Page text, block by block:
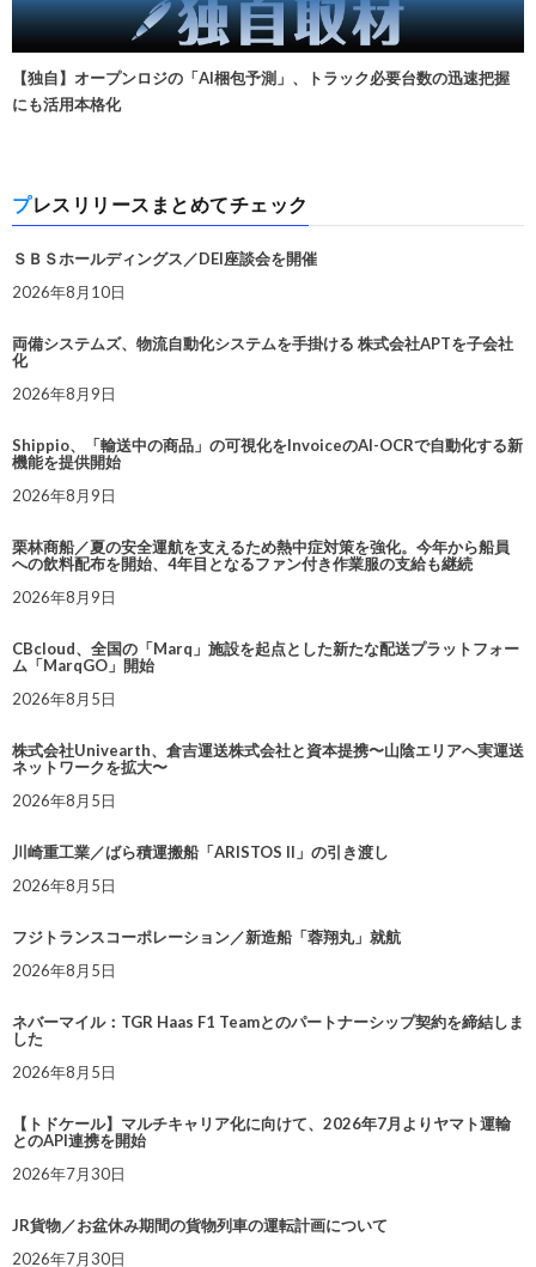
【独自】オープンロジの「AI梱包予測」、トラック必要台数の迅速把握
にも活用本格化
プレスリリースまとめてチェック
ＳＢＳホールディングス／DEI座談会を開催
2026年8月10日
両備システムズ、物流自動化システムを手掛ける 株式会社APTを子会社
化
2026年8月9日
Shippio、「輸送中の商品」の可視化をInvoiceのAI-OCRで自動化する新
機能を提供開始
2026年8月9日
栗林商船／夏の安全運航を支えるため熱中症対策を強化。今年から船員
への飲料配布を開始、4年目となるファン付き作業服の支給も継続
2026年8月9日
CBcloud、全国の「Marq」施設を起点とした新たな配送プラットフォー
ム「MarqGO」開始
2026年8月5日
株式会社Univearth、倉吉運送株式会社と資本提携〜山陰エリアへ実運送
ネットワークを拡大〜
2026年8月5日
川崎重工業／ばら積運搬船「ARISTOS II」の引き渡し
2026年8月5日
フジトランスコーポレーション／新造船「蓉翔丸」就航
2026年8月5日
ネバーマイル：TGR Haas F1 Teamとのパートナーシップ契約を締結しま
した
2026年8月5日
【トドケール】マルチキャリア化に向けて、2026年7月よりヤマト運輸
とのAPI連携を開始
2026年7月30日
JR貨物／お盆休み期間の貨物列車の運転計画について
2026年7月30日